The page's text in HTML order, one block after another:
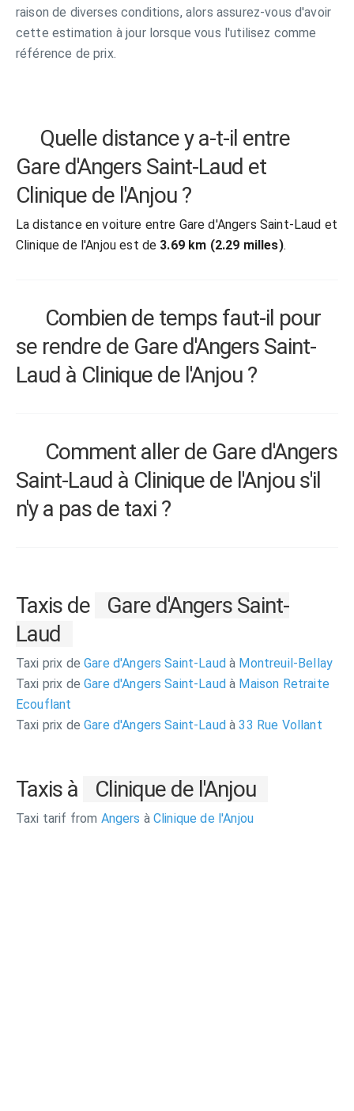
raison de diverses conditions, alors assurez-vous d'avoir
cette estimation à jour lorsque vous l'utilisez comme
référence de prix.
Quelle distance y a-t-il entre
Gare d'Angers Saint-Laud et
Clinique de l'Anjou ?
La distance en voiture entre Gare d'Angers Saint-Laud et
Clinique de l'Anjou est de 3.69 km (2.29 milles).
Combien de temps faut-il pour
se rendre de Gare d'Angers Saint-
Laud à Clinique de l'Anjou ?
Comment aller de Gare d'Angers
Saint-Laud à Clinique de l'Anjou s'il
n'y a pas de taxi ?
Taxis de
Gare d'Angers Saint-
Laud
Taxi prix de Gare d'Angers Saint-Laudà Montreuil-Bellay
Taxi prix de Gare d'Angers Saint-Laudà Maison Retraite
Ecouflant
Taxi prix de Gare d'Angers Saint-Laudà 33 Rue Vollant
Taxis à Clinique de l'Anjou
Taxi tarif from Angers àClinique de l'Anjou